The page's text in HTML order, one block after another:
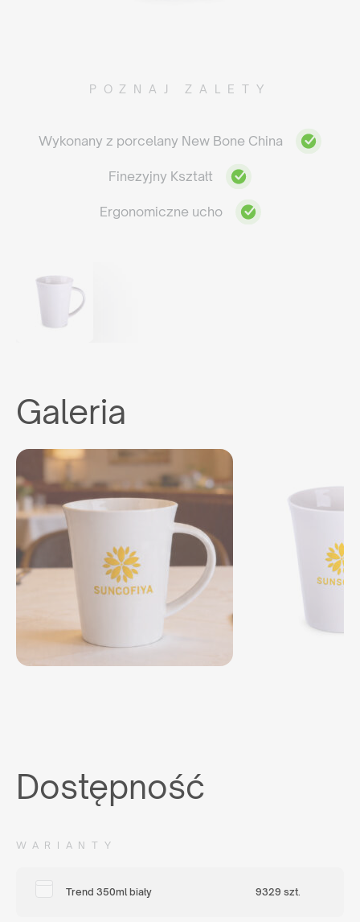
POZNAJ ZALETY
Wykonany z porcelany New Bone China
Finezyjny Kształt
Ergonomiczne ucho
Galeria
Dostępność
WARIANTY
Trend 350ml biały 9329 szt.